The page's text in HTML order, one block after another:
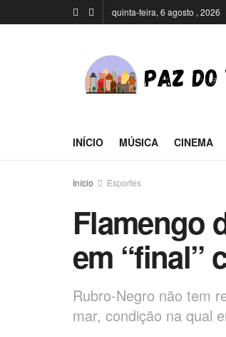
quinta-feira, 6 agosto , 2026
INÍCIO MÚSICA CINEMA
Início Esportes
Flamengo
em “final”
Rubro-Negro não tem
mar, condição na qual